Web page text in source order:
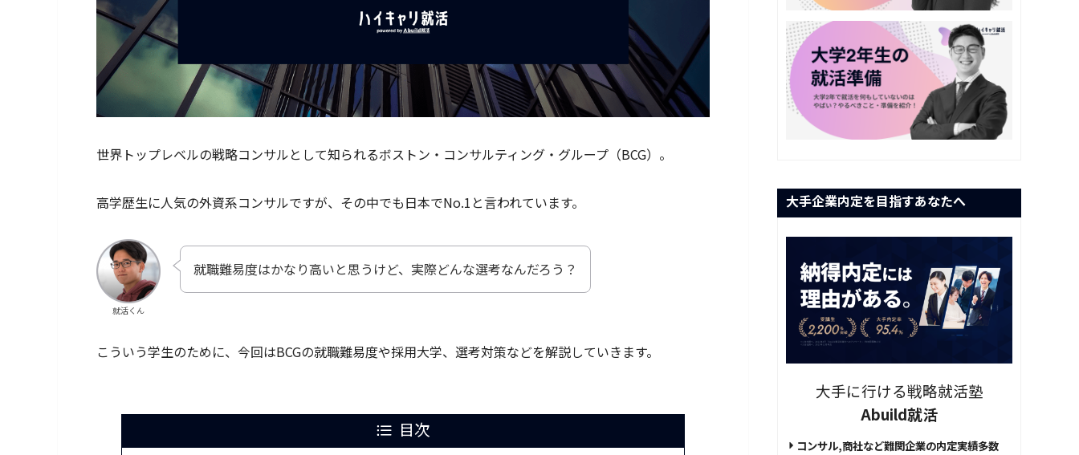
世界トップレベルの戦略コンサルとして知られるボストン・コンサルティング・グループ（BCG）。
高学歴生に人気の外資系コンサルですが、その中でも日本でNo.1と言われています。
就活くん
就職難易度はかなり高いと思うけど、実際どんな選考なんだろう？
こういう学生のために、今回はBCGの就職難易度や採用大学、選考対策などを解説していきます。
目次
大手企業内定を目指すあなたへ
大手に行ける戦略就活塾
Abuild就活
コンサル,商社など難関企業の内定実績多数